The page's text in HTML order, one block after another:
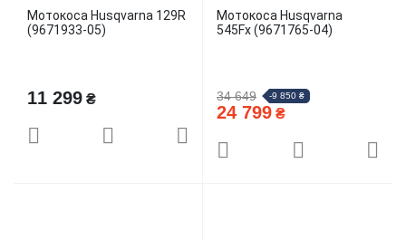
Мотокоса Husqvarna 129R
(9671933-05)
11 299₴
Мотокоса Husqvarna
545Fx (9671765-04)
34 649 -9 850 ₴
24 799₴